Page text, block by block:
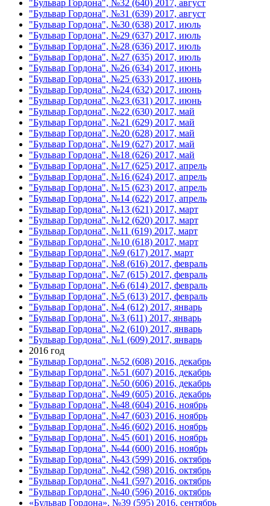
"Бульвар Гордона", №32 (640) 2017, август
"Бульвар Гордона", №31 (639) 2017, август
"Бульвар Гордона", №30 (638) 2017, июль
"Бульвар Гордона", №29 (637) 2017, июль
"Бульвар Гордона", №28 (636) 2017, июль
"Бульвар Гордона", №27 (635) 2017, июль
"Бульвар Гордона", №26 (634) 2017, июнь
"Бульвар Гордона", №25 (633) 2017, июнь
"Бульвар Гордона", №24 (632) 2017, июнь
"Бульвар Гордона", №23 (631) 2017, июнь
"Бульвар Гордона", №22 (630) 2017, май
"Бульвар Гордона", №21 (629) 2017, май
"Бульвар Гордона", №20 (628) 2017, май
"Бульвар Гордона", №19 (627) 2017, май
"Бульвар Гордона", №18 (626) 2017, май
"Бульвар Гордона", №17 (625) 2017, апрель
"Бульвар Гордона", №16 (624) 2017, апрель
"Бульвар Гордона", №15 (623) 2017, апрель
"Бульвар Гордона", №14 (622) 2017, апрель
"Бульвар Гордона", №13 (621) 2017, март
"Бульвар Гордона", №12 (620) 2017, март
"Бульвар Гордона", №11 (619) 2017, март
"Бульвар Гордона", №10 (618) 2017, март
"Бульвар Гордона", №9 (617) 2017, март
"Бульвар Гордона", №8 (616) 2017, февраль
"Бульвар Гордона", №7 (615) 2017, февраль
"Бульвар Гордона", №6 (614) 2017, февраль
"Бульвар Гордона", №5 (613) 2017, февраль
"Бульвар Гордона", №4 (612) 2017, январь
"Бульвар Гордона", №3 (611) 2017, январь
"Бульвар Гордона", №2 (610) 2017, январь
"Бульвар Гордона", №1 (609) 2017, январь
2016 год
"Бульвар Гордона", №52 (608) 2016, декабрь
"Бульвар Гордона", №51 (607) 2016, декабрь
"Бульвар Гордона", №50 (606) 2016, декабрь
"Бульвар Гордона", №49 (605) 2016, декабрь
"Бульвар Гордона", №48 (604) 2016, ноябрь
"Бульвар Гордона", №47 (603) 2016, ноябрь
"Бульвар Гордона", №46 (602) 2016, ноябрь
"Бульвар Гордона", №45 (601) 2016, ноябрь
"Бульвар Гордона", №44 (600) 2016, ноябрь
"Бульвар Гордона", №43 (599) 2016, октябрь
"Бульвар Гордона", №42 (598) 2016, октябрь
"Бульвар Гордона", №41 (597) 2016, октябрь
"Бульвар Гордона", №40 (596) 2016, октябрь
«Бульвар Гордона», №39 (595) 2016, сентябрь